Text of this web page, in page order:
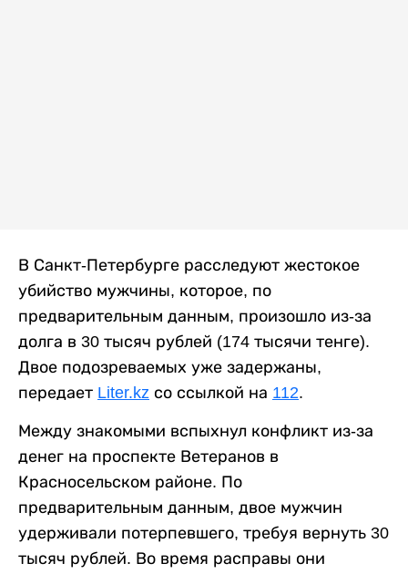
В Санкт-Петербурге расследуют жестокое
убийство мужчины, которое, по
предварительным данным, произошло из-за
долга в 30 тысяч рублей (174 тысячи тенге).
Двое подозреваемых уже задержаны,
передает Liter.kz со ссылкой на 112.
Между знакомыми вспыхнул конфликт из-за
денег на проспекте Ветеранов в
Красносельском районе. По
предварительным данным, двое мужчин
удерживали потерпевшего, требуя вернуть 30
тысяч рублей. Во время расправы они